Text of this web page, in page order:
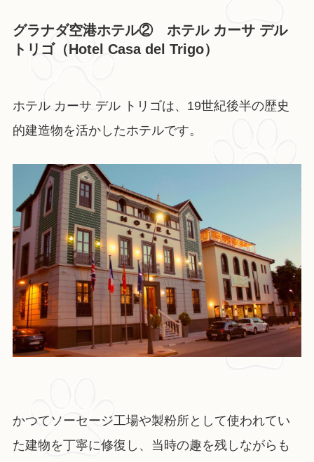
グラナダ空港ホテル② ホテル カーサ デル
トリゴ（Hotel Casa del Trigo）
ホテル カーサ デル トリゴは、19世紀後半の歴史
的建造物を活かしたホテルです。
かつてソーセージ工場や製粉所として使われてい
た建物を丁寧に修復し、当時の趣を残しながらも